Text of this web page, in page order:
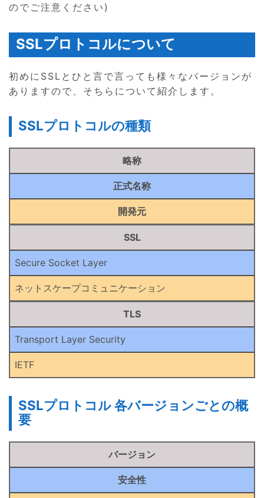
のでご注意ください)
SSLプロトコルについて
初めにSSLとひと言で言っても様々なバージョンが
ありますので、そちらについて紹介します。
SSLプロトコルの種類
略称
正式名称
開発元
SSL
Secure Socket Layer
ネットスケープコミュニケーション
TLS
Transport Layer Security
IETF
SSLプロトコル 各バージョンごとの概
要
バージョン
安全性